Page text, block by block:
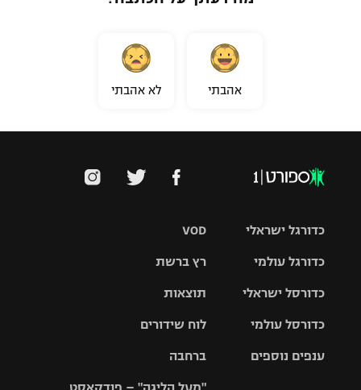
אהבתי לא אהבתי
VOD
רץ ברשת
תוצאות
לוח שידורים
ברחבה
"מעל הליגה" – פודקאסט
כדורגל ישראלי
גביע הטוטו
כדורגל עולמי
האלופות
ליגה
כדורסל ישראלי
סל
כדורסל עולמי
ענפים נוספים